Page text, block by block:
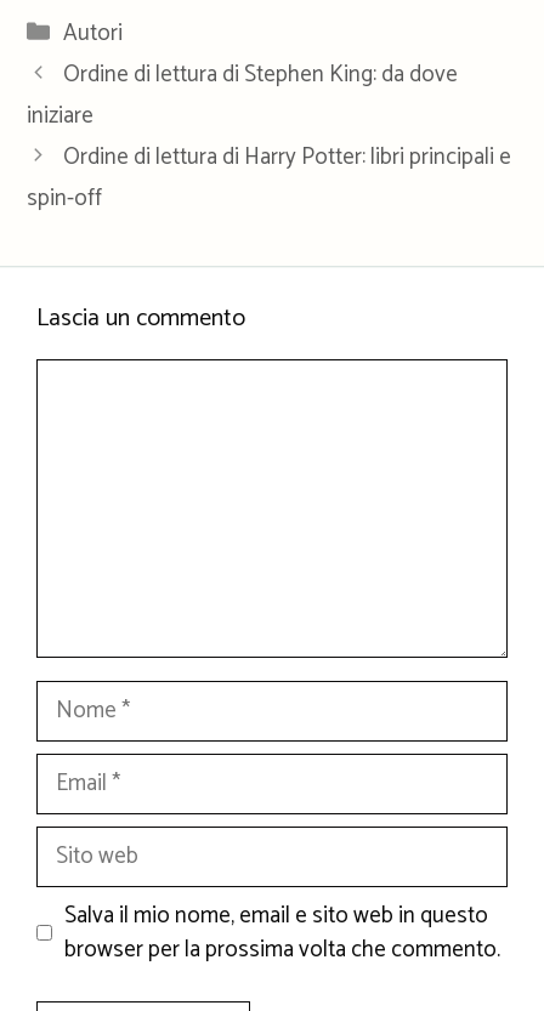
Categorie
Autori
Ordine di lettura di Stephen King: da dove
iniziare
Ordine di lettura di Harry Potter: libri principali e
spin-off
Lascia un commento
Nome
Email
Sito
web
Salva il mio nome, email e sito web in questo
browser per la prossima volta che commento.